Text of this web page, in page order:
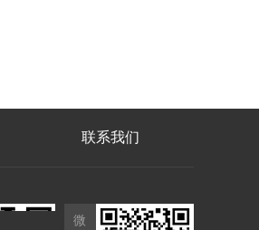
联系我们
微